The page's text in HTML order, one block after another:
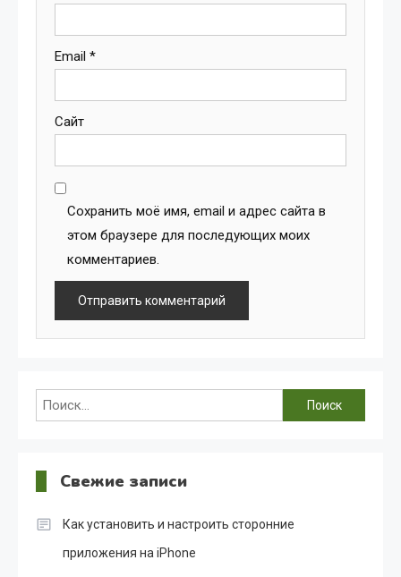
Email *
Сайт
Сохранить моё имя, email и адрес сайта в
этом браузере для последующих моих
комментариев.
Найти:
Свежие записи
Как установить и настроить сторонние
приложения на iPhone